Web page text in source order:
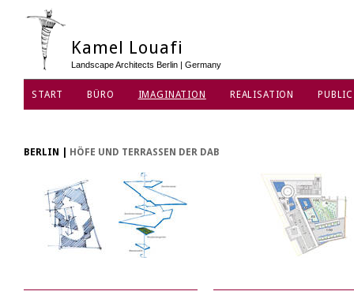
Kamel Louafi
Landscape Architects Berlin | Germany
START BÜRO IMAGINATION REALISATION
BERLIN HÖFE UND TERRASSEN DER DAB